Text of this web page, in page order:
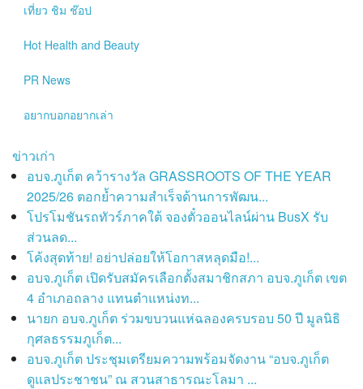
เที่ยว ชิม ช๊อป
Hot Health and Beauty
PR News
อยากบอกอยากเล่า
ข่าวเก่า
อบจ.ภูเก็ต คว้ารางวัล GRASSROOTS OF THE YEAR
2025/26 ตอกย้ำความสำเร็จด้านการพัฒน...
โปรโมชันรถทัวร์ภาคใต้ จองตั๋วออนไลน์ผ่าน BusX รับ
ส่วนลด...
โค้งสุดท้าย! อย่าปล่อยให้โอกาสหลุดมือ!...
อบจ.ภูเก็ต เปิดรับสมัครเลือกตั้งสมาชิกสภา อบจ.ภูเก็ต เขต
4 อำเภอถลาง แทนตำแหน่งท...
นายก อบจ.ภูเก็ต ร่วมขบวนแห่ฉลองครบรอบ 50 ปี มูลนิธิ
กุศลธรรมภูเก็ต...
อบจ.ภูเก็ต ประชุมเตรียมความพร้อมจัดงาน “อบจ.ภูเก็ต
ดูแลประชาชน” ณ สวนสาธารณะโลมา ...